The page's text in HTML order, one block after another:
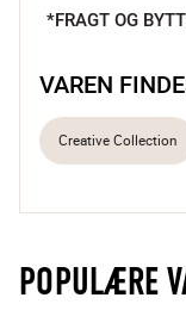
karakteristiske
Karakteristisk
Skaber
*FRAGT OG
VAREN
Creative Collection
POPULÆRE